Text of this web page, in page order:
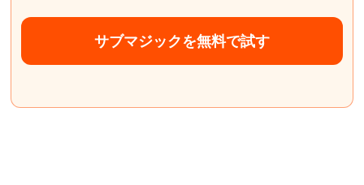
サブマジックを無料で試す